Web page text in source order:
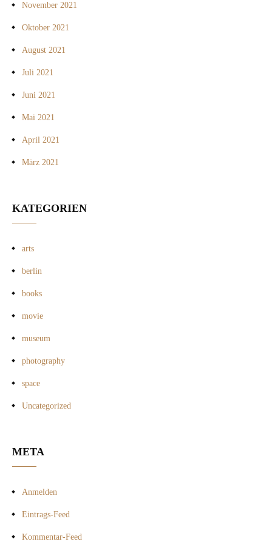
November 2021
Oktober 2021
August 2021
Juli 2021
Juni 2021
Mai 2021
April 2021
März 2021
KATEGORIEN
arts
berlin
books
movie
museum
photography
space
Uncategorized
META
Anmelden
Eintrags-Feed
Kommentar-Feed